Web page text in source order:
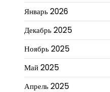
Январь 2026
Декабрь 2025
Ноябрь 2025
Май 2025
Апрель 2025